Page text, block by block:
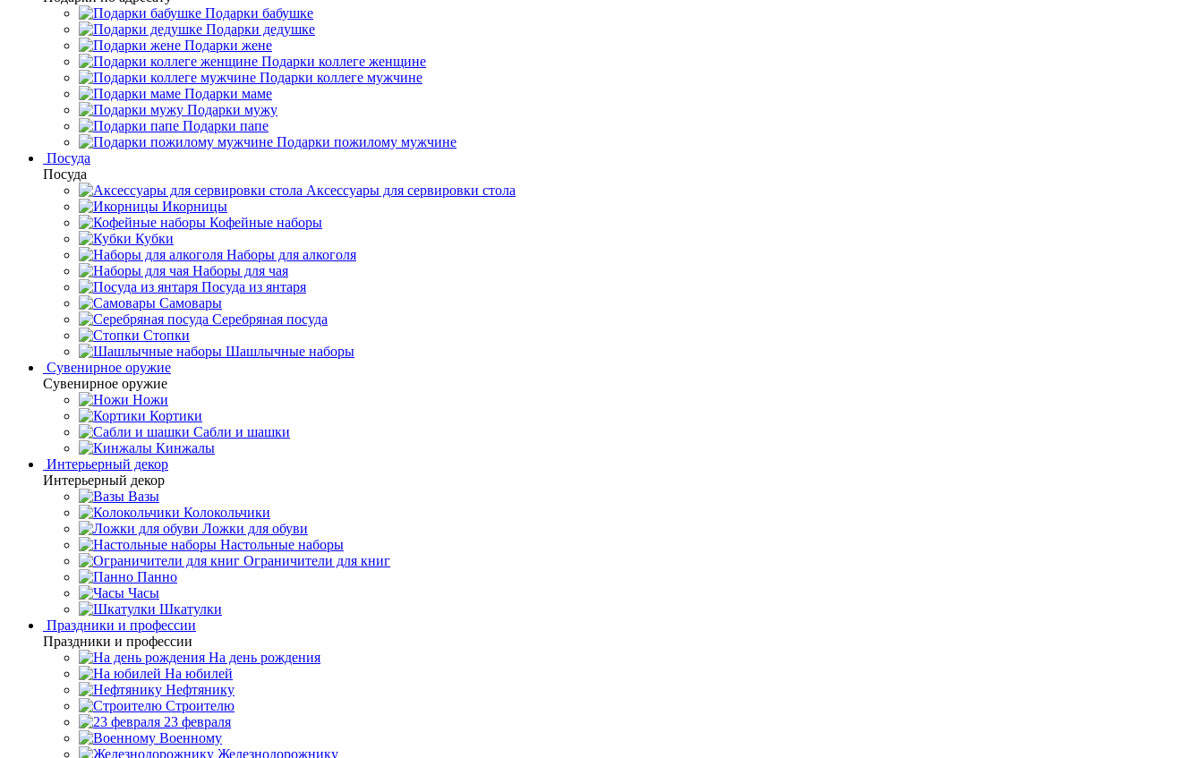
Подарки бабушке
Подарки дедушке
Подарки жене
Подарки коллеге женщине
Подарки коллеге мужчине
Подарки маме
Подарки мужу
Подарки папе
Подарки пожилому мужчине
Посуда
Посуда
Аксессуары для сервировки стола
Икорницы
Кофейные наборы
Кубки
Наборы для алкоголя
Наборы для чая
Посуда из янтаря
Самовары
Серебряная посуда
Стопки
Шашлычные наборы
Сувенирное оружие
Сувенирное оружие
Ножи
Кортики
Сабли и шашки
Кинжалы
Интерьерный декор
Интерьерный декор
Вазы
Колокольчики
Ложки для обуви
Настольные наборы
Ограничители для книг
Панно
Часы
Шкатулки
Праздники и профессии
Праздники и профессии
На день рождения
На юбилей
Нефтянику
Строителю
23 февраля
Военному
Железнодорожнику